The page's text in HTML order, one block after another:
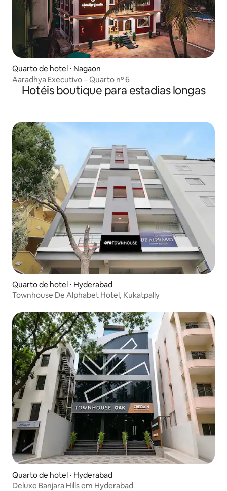
Quarto de hotel ⋅ Nagaon
Aaradhya Executivo – Quarto nº 6
Hotéis boutique para estadias longas
Quarto de hotel ⋅ Hyderabad
Townhouse De Alphabet Hotel, Kukatpally
Quarto de hotel ⋅ Hyderabad
Deluxe Banjara Hills em Hyderabad